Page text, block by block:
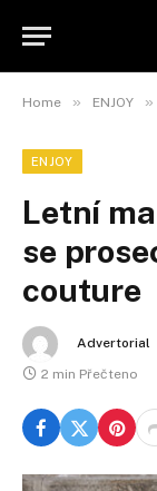
Home » ENJOY »
ENJOY
Letní
se
couture
Advertorial
2 min Přečteno